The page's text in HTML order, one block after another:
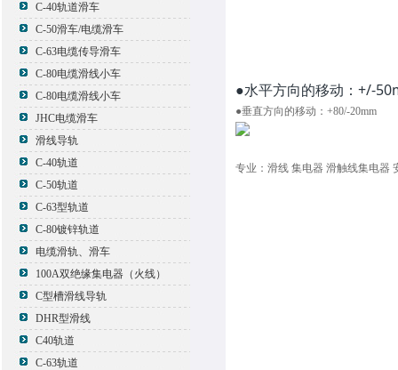
C-40轨道滑车
C-50滑车/电缆滑车
C-63电缆传导滑车
C-80电缆滑线小车
C-80电缆滑线小车
JHC电缆滑车
滑线导轨
C-40轨道
C-50轨道
C-63型轨道
C-80镀锌轨道
电缆滑轨、滑车
100A双绝缘集电器（火线）
C型槽滑线导轨
DHR型滑线
C40轨道
C-63轨道
●水平方向的移动：+/-
●垂直方向的移动：+80/-20mm
专业：滑线 集电器 滑触线集电器